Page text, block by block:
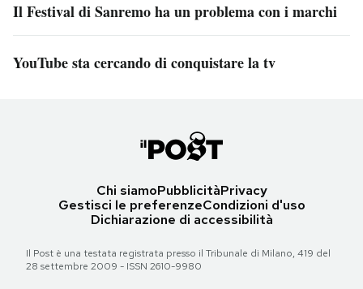
Il Festival di Sanremo ha un problema con i marchi
YouTube sta cercando di conquistare la tv
Chi siamoPubblicitàPrivacy
Gestisci le preferenzeCondizioni d'uso
Dichiarazione di accessibilità
Il Post è una testata registrata presso il Tribunale di Milano, 419 del
28 settembre 2009 - ISSN 2610-9980